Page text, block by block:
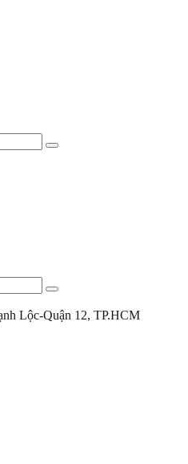
Lộc-Quận 12, TP.HCM